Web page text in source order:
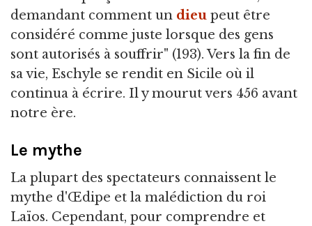
demandant comment un dieu peut être
considéré comme juste lorsque des gens
sont autorisés à souffrir" (193). Vers la fin de
sa vie, Eschyle se rendit en Sicile où il
continua à écrire. Il y mourut vers 456 avant
notre ère.
Le mythe
La plupart des spectateurs connaissent le
mythe d'Œdipe et la malédiction du roi
Laïos. Cependant, pour comprendre et